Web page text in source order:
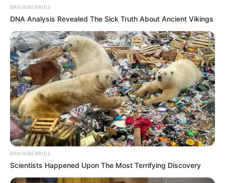
BRAINBERRIES
DNA Analysis Revealed The Sick Truth About Ancient Vikings
BRAINBERRIES
Scientists Happened Upon The Most Terrifying Discovery